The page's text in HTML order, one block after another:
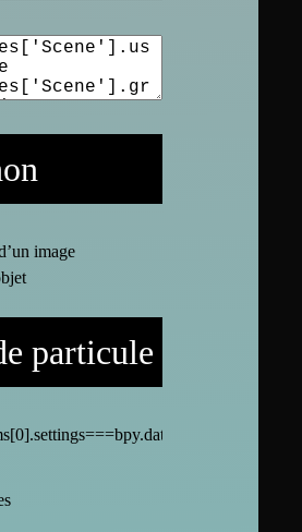
image
particule